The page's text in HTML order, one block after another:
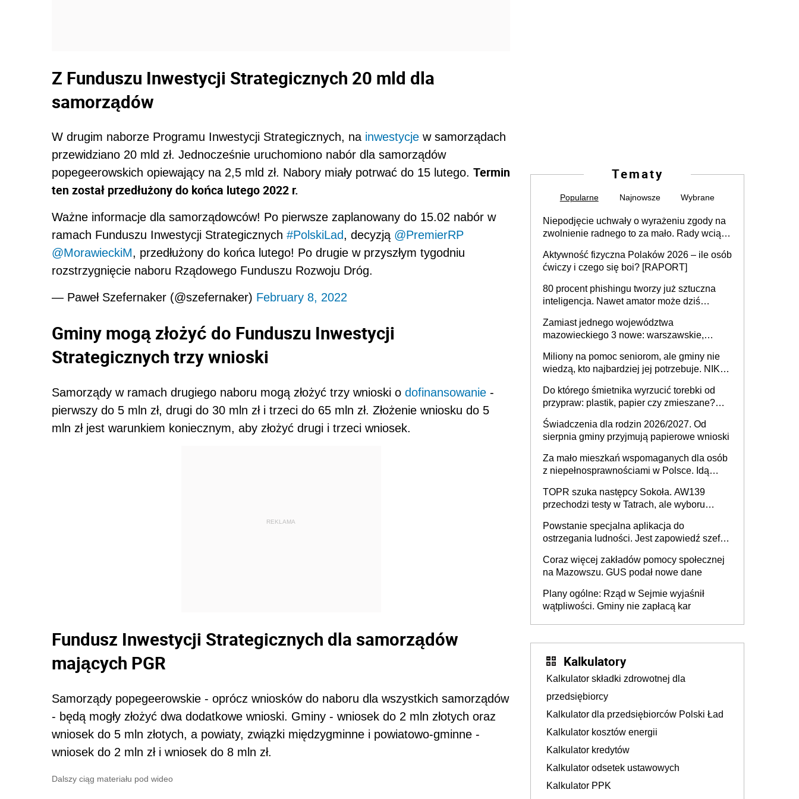
Z Funduszu Inwestycji Strategicznych 20 mld dla
samorządów
W drugim naborze Programu Inwestycji Strategicznych, na inwestycje w samorządach
przewidziano 20 mld zł. Jednocześnie uruchomiono nabór dla samorządów
popegeerowskich opiewający na 2,5 mld zł. Nabory miały potrwać do 15 lutego. Termin
ten został przedłużony do końca lutego 2022 r.
Ważne informacje dla samorządowców! Po pierwsze zaplanowany do 15.02 nabór w
ramach Funduszu Inwestycji Strategicznych #PolskiLad, decyzją @PremierRP
@MorawieckiM, przedłużony do końca lutego! Po drugie w przyszłym tygodniu
rozstrzygnięcie naboru Rządowego Funduszu Rozwoju Dróg.
— Paweł Szefernaker (@szefernaker) February 8, 2022
Gminy mogą złożyć do Funduszu Inwestycji
Strategicznych trzy wnioski
Samorządy w ramach drugiego naboru mogą złożyć trzy wnioski o dofinansowanie -
pierwszy do 5 mln zł, drugi do 30 mln zł i trzeci do 65 mln zł. Złożenie wniosku do 5
mln zł jest warunkiem koniecznym, aby złożyć drugi i trzeci wniosek.
REKLAMA
Fundusz Inwestycji Strategicznych dla samorządów
mających PGR
Samorządy popegeerowskie - oprócz wniosków do naboru dla wszystkich samorządów
- będą mogły złożyć dwa dodatkowe wnioski. Gminy - wniosek do 2 mln złotych oraz
wniosek do 5 mln złotych, a powiaty, związki międzygminne i powiatowo-gminne -
wniosek do 2 mln zł i wniosek do 8 mln zł.
Dalszy ciąg materiału pod wideo
Tematy
Popularne Najnowsze Wybrane
Niepodjęcie uchwały o wyrażeniu zgody na
zwolnienie radnego to za mało. Rady wciąż
rozstrzygać sprawy
Aktywność fizyczna Polaków 2026 – ile osób
ćwiczy i czego się boi? [RAPORT]
80 procent phishingu tworzy już sztuczna
inteligencja. Nawet amator może dziś
Zamiast jednego województwa
mazowieckiego 3 nowe: warszawskie,
Europie nie ma tak dużych jednostek
stołecznych
Miliony na pomoc seniorom, ale gminy nie
wiedzą, kto najbardziej jej potrzebuje. NIK
Do którego śmietnika wyrzucić torebki od
przypraw: plastik, papier czy zmieszane?
Świadczenia dla rodzin 2026/2027. Od
sierpnia gminy przyjmują papierowe wnioski
Za mało mieszkań wspomaganych dla osób
z niepełnosprawnościami w Polsce. Idą
TOPR szuka następcy Sokoła. AW139
przechodzi testy w Tatrach, ale wyboru
Powstanie specjalna aplikacja do
ostrzegania ludności. Jest zapowiedź szefa
Coraz więcej zakładów pomocy społecznej
na Mazowszu. GUS podał nowe dane
Plany ogólne: Rząd w Sejmie wyjaśnił
wątpliwości. Gminy nie zapłacą kar
Kalkulatory
Kalkulator składki zdrowotnej dla
przedsiębiorcy
Kalkulator dla przedsiębiorców Polski Ład
Kalkulator kosztów energii
Kalkulator kredytów
Kalkulator odsetek ustawowych
Kalkulator PPK